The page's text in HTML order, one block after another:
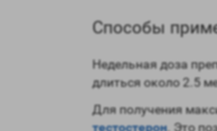
Способы
Недельная доза
длиться около 2.5
Для получения
тестостерон. Это